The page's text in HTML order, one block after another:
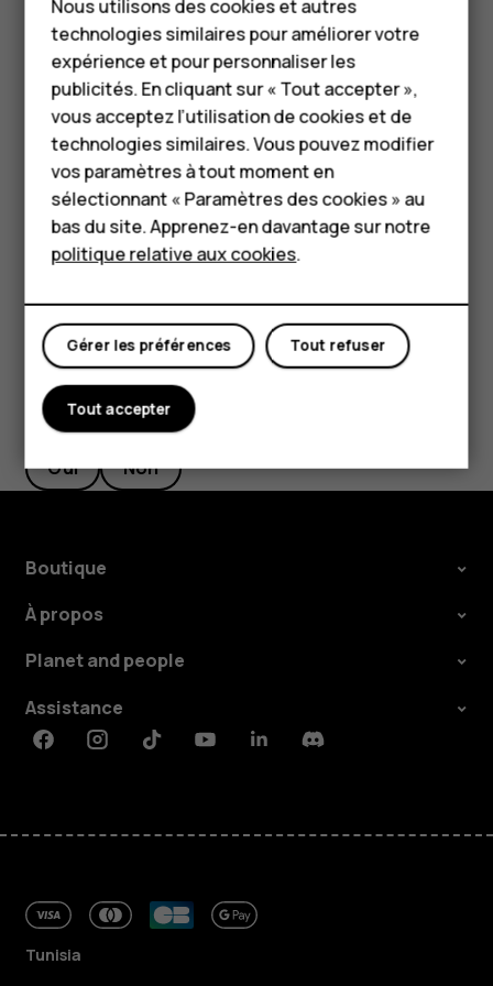
Téléphones classiques
HMD Terra M
Pour les entreprises
Tablettes
Boutique
Mon compte
indique le mode de transport, par exemple directions_car
modifier le mode de transport, sélectionnez-en un
nouveau sous la barre de recherche.
Si vous ne souhaitez pas que le point de départ soit
votre position actuelle, appuyez survotre position
puis recherchez un nouveau point de départ.
L'itinéraire apparaît sur la carte ainsi que sa durée estimée.
Pour obtenir un itinéraire détaillé, appuyez surINFOS SUR
L'ITINÉRAIRE.
Avez-vous trouvé cela utile?
Oui Non
Boutique
À propos
Planet and people
Assistance
FacebookInstagramTiktokYoutubeLinkedinDiscord
Tunisia
Nous utilisons des cookies et autres
technologies similaires pour améliorer votre
expérience et pour personnaliser les
publicités. En cliquant sur « Tout accepter »,
vous acceptez l’utilisation de cookies et de
technologies similaires. Vous pouvez modifier
vos paramètres à tout moment en
sélectionnant « Paramètres des cookies » au
bas du site. Apprenez-en davantage sur notre
politique relative aux cookies.
Tout refuser
Gérer les préférences
Tout accepter